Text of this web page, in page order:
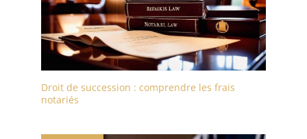
Droit de succession : comprendre les frais
notariés